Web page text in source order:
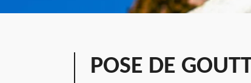
POSE DE